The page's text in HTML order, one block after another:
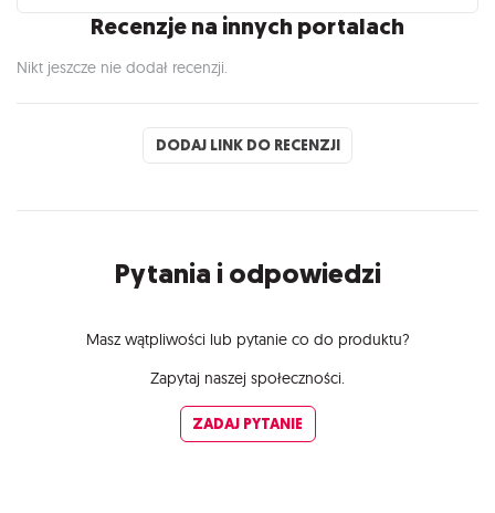
Recenzje na innych portalach
Nikt jeszcze nie dodał recenzji.
DODAJ LINK DO RECENZJI
Pytania i odpowiedzi
Masz wątpliwości lub pytanie co do produktu?
Zapytaj naszej społeczności.
ZADAJ PYTANIE